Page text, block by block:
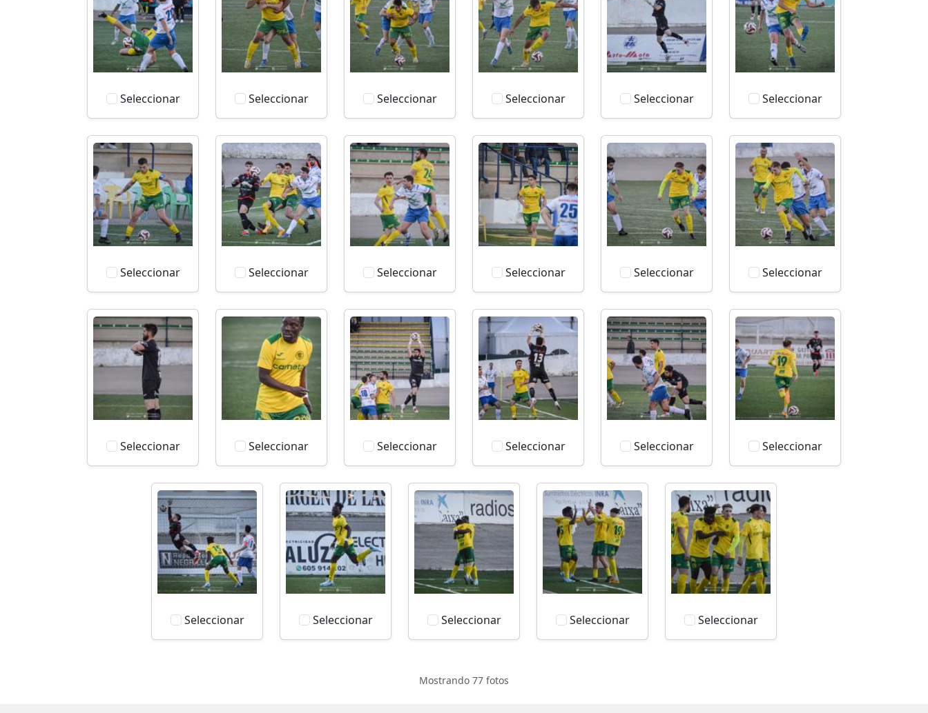
Seleccionar Seleccionar Seleccionar Seleccionar Seleccionar Seleccionar
Seleccionar Seleccionar Seleccionar Seleccionar Seleccionar Seleccionar
Seleccionar Seleccionar Seleccionar Seleccionar Seleccionar Seleccionar
Seleccionar Seleccionar Seleccionar Seleccionar Seleccionar
Mostrando 77 fotos